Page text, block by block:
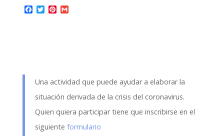
F T P G
Una actividad que puede ayudar a elaborar la
situación derivada de la crisis del coronavirus.
Quien quiera participar tiene que inscribirse en el
siguiente formulario